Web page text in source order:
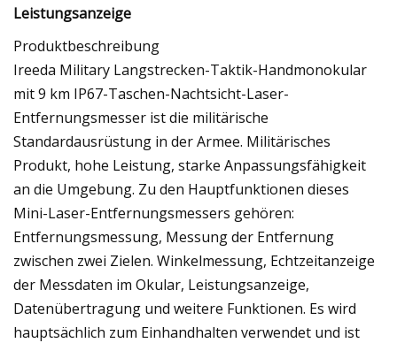
Leistungsanzeige
Produktbeschreibung
Ireeda Military Langstrecken-Taktik-Handmonokular
mit 9 km IP67-Taschen-Nachtsicht-Laser-
Entfernungsmesser ist die militärische
Standardausrüstung in der Armee. Militärisches
Produkt, hohe Leistung, starke Anpassungsfähigkeit
an die Umgebung. Zu den Hauptfunktionen dieses
Mini-Laser-Entfernungsmessers gehören:
Entfernungsmessung, Messung der Entfernung
zwischen zwei Zielen. Winkelmessung, Echtzeitanzeige
der Messdaten im Okular, Leistungsanzeige,
Datenübertragung und weitere Funktionen. Es wird
hauptsächlich zum Einhandhalten verwendet und ist